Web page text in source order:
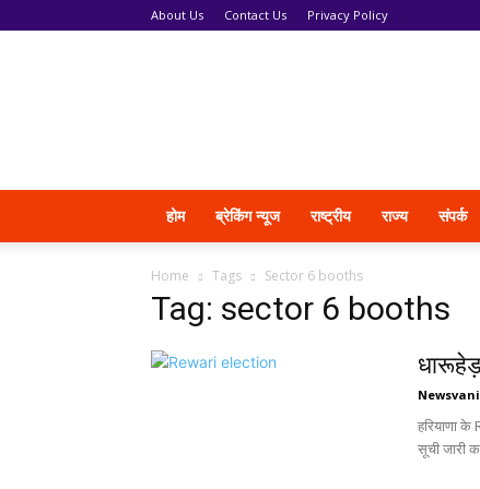
About Us Contact Us Privacy Policy
होम ब्रेकिंग न्यूज राष्ट्रीय राज्य संपर्क
Home Tags Sector 6 booths
Tag: sector 6 booths
हरियाणा
सूची जारी